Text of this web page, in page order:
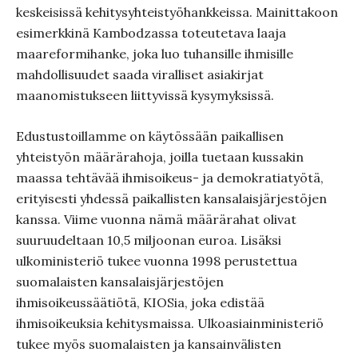
keskeisissä kehitysyhteistyöhankkeissa. Mainittakoon
esimerkkinä Kambodzassa toteutetava laaja
maareformihanke, joka luo tuhansille ihmisille
mahdollisuudet saada viralliset asiakirjat
maanomistukseen liittyvissä kysymyksissä.
Edustustoillamme on käytössään paikallisen
yhteistyön määrärahoja, joilla tuetaan kussakin
maassa tehtävää ihmisoikeus- ja demokratiatyötä,
erityisesti yhdessä paikallisten kansalaisjärjestöjen
kanssa. Viime vuonna nämä määrärahat olivat
suuruudeltaan 10,5 miljoonan euroa. Lisäksi
ulkoministeriö tukee vuonna 1998 perustettua
suomalaisten kansalaisjärjestöjen
ihmisoikeussäätiötä, KIOSia, joka edistää
ihmisoikeuksia kehitysmaissa. Ulkoasiainministeriö
tukee myös suomalaisten ja kansainvälisten